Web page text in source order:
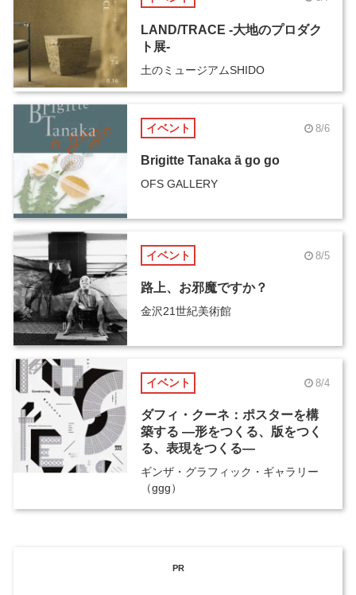
LAND/TRACE -大地のプロダク
ト展-
土のミュージアムSHIDO
イベント 8/6
Brigitte Tanaka ā go go
OFS GALLERY
イベント 8/5
路上、お邪魔ですか？
金沢21世紀美術館
イベント 8/4
ダフィ・クーネ：ポスターを構
築する ―形をつくる、版をつく
る、表現をつくる―
ギンザ・グラフィック・ギャラリー
（ggg）
PR